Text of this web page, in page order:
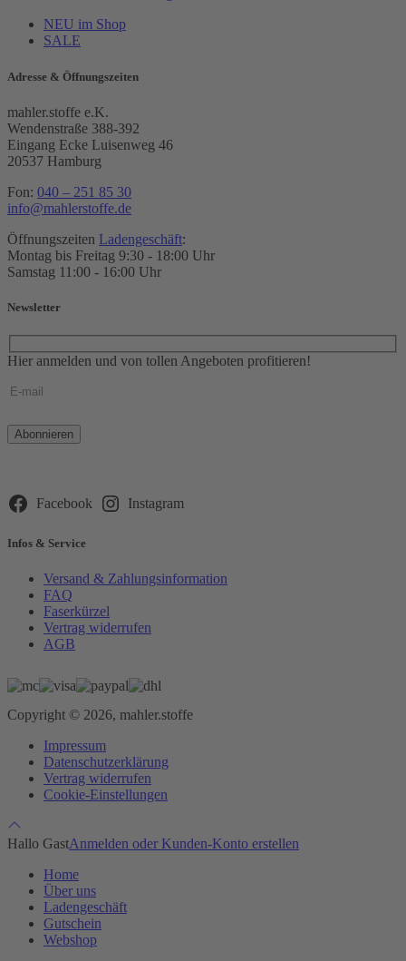
NEU im Shop
SALE
Adresse & Öffnungszeiten
mahler.stoffe e.K.
Wendenstraße 388-392
Eingang Ecke Luisenweg 46
20537 Hamburg
Fon: 040 – 251 85 30
info@mahlerstoffe.de
Öffnungszeiten Ladengeschäft:
Montag bis Freitag 9:30 - 18:00 Uhr
Samstag 11:00 - 16:00 Uhr
Newsletter
Hier anmelden und von tollen Angeboten profitieren!
Bitte
lasse
leer.
Facebook Instagram
Infos & Service
Versand & Zahlungsinformation
FAQ
Faserkürzel
Vertrag widerrufen
AGB
Copyright © 2026, mahler.stoffe
Impressum
Datenschutzerklärung
Vertrag widerrufen
Cookie-Einstellungen
Hallo GastAnmelden oder Kunden-Konto erstellen
Home
Über uns
Ladengeschäft
Gutschein
Webshop